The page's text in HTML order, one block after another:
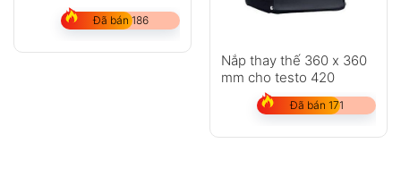
Đã bán 186
Nắp thay thế 360 x 360
mm cho testo 420
Đã bán 171